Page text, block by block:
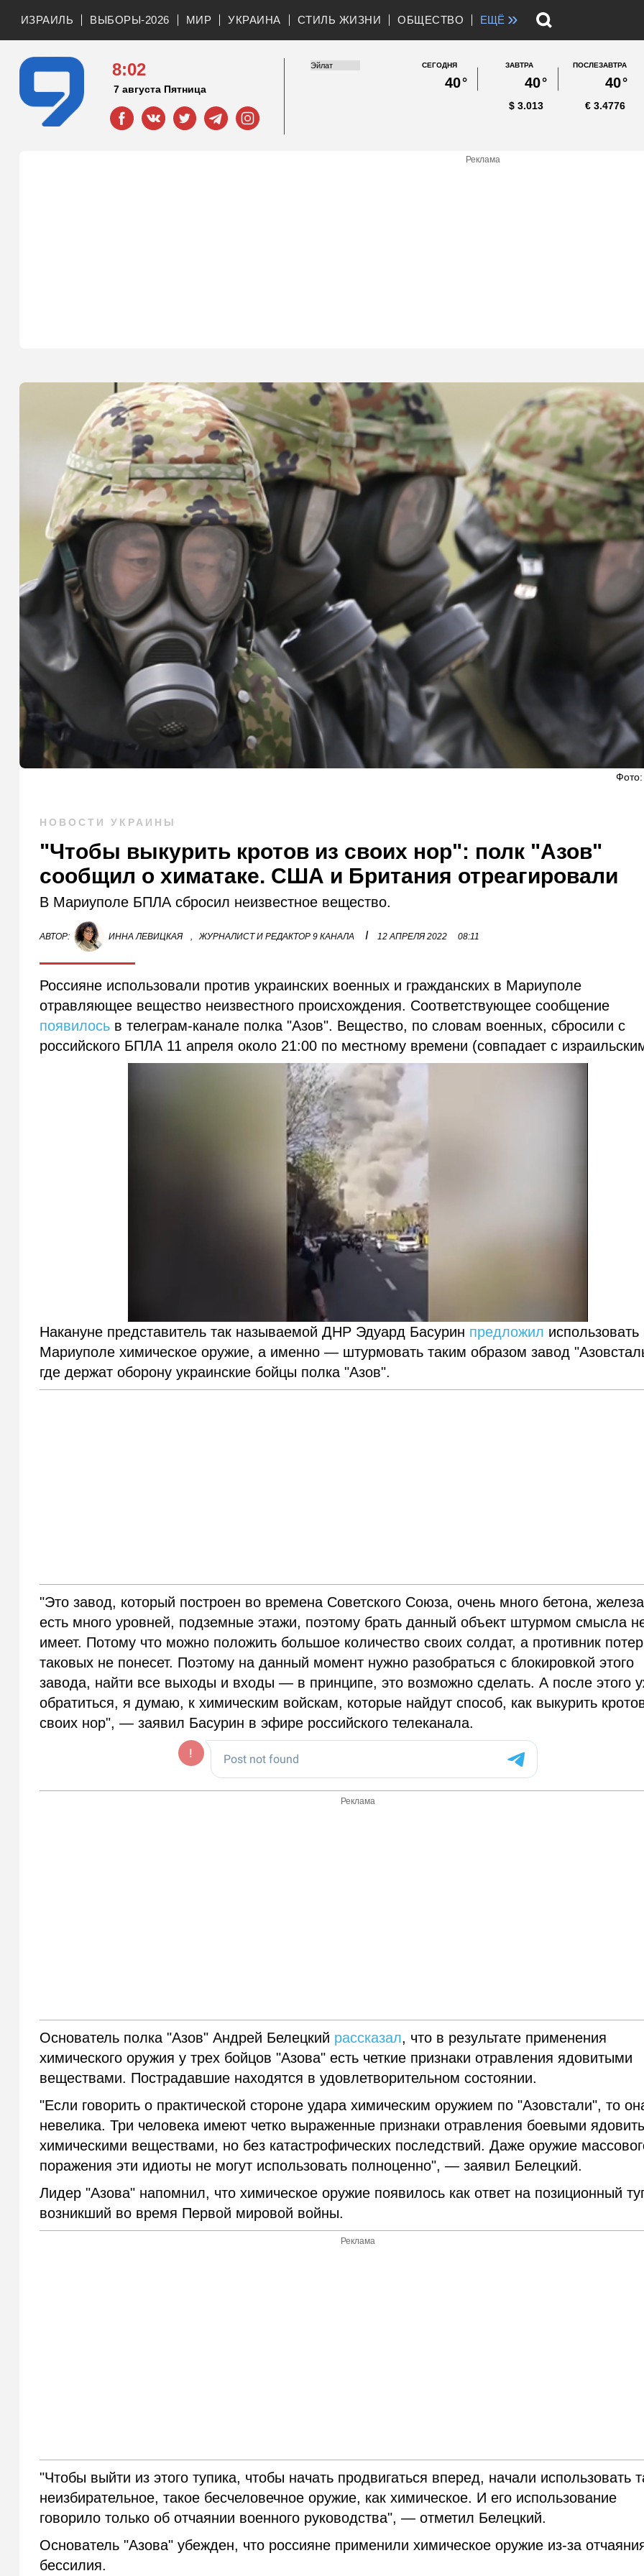
ИЗРАИЛЬ ВЫБОРЫ-2026 МИР УКРАИНА СТИЛЬ ЖИЗНИ ОБЩЕСТВО ЕЩЁ »
8:02
7 августа Пятница
СЕГОДНЯ
40°
ЗАВТРА
40°
ПОСЛЕЗАВТРА
40°
3.013
$ 3.4776
€
Реклама
Фото:
НОВОСТИ УКРАИНЫ
"Чтобы выкурить кротов из своих нор": полк "Азов"
сообщил о химатаке. США и Британия отреагировали
В Мариуполе БПЛА сбросил неизвестное вещество.
АВТОР: ИННА ЛЕВИЦКАЯ , ЖУРНАЛИСТ И РЕДАКТОР 9 КАНАЛА I 12 АПРЕЛЯ 2022 08:11
Россияне использовали против украинских военных и гражданских в Мариуполе
отравляющее вещество неизвестного происхождения. Соответствующее сообщение
появилось в телеграм-канале полка "Азов". Вещество, по словам военных, сбросили с
российского БПЛА 11 апреля около 21:00 по местному времени (совпадает с
Накануне представитель так называемой ДНР Эдуард Басурин предложил использовать
Мариуполе химическое оружие, а именно — штурмовать таким образом завод
где держат оборону украинские бойцы полка "Азов".
"Это завод, который построен во времена Советского Союза, очень много бетона,
есть много уровней, подземные этажи, поэтому брать данный объект штурмом смысла
имеет. Потому что можно положить большое количество своих солдат, а противник
таковых не понесет. Поэтому на данный момент нужно разобраться с блокировкой этого
завода, найти все выходы и входы — в принципе, это возможно сделать. А после этого
обратиться, я думаю, к химическим войскам, которые найдут способ, как выкурить
своих нор", — заявил Басурин в эфире российского телеканала.
Реклама
Основатель полка "Азов" Андрей Белецкий рассказал, что в результате применения
химического оружия у трех бойцов "Азова" есть четкие признаки отравления ядовитыми
веществами. Пострадавшие находятся в удовлетворительном состоянии.
"Если говорить о практической стороне удара химическим оружием по "Азовстали", то
невелика. Три человека имеют четко выраженные признаки отравления боевыми
химическими веществами, но без катастрофических последствий. Даже оружие
поражения эти идиоты не могут использовать полноценно", — заявил Белецкий.
Лидер "Азова" напомнил, что химическое оружие появилось как ответ на позиционный
возникший во время Первой мировой войны.
Реклама
"Чтобы выйти из этого тупика, чтобы начать продвигаться вперед, начали использовать
неизбирательное, такое бесчеловечное оружие, как химическое. И его использование
говорило только об отчаянии военного руководства", — отметил Белецкий.
Основатель "Азова" убежден, что россияне применили химическое оружие из-за
бессилия.